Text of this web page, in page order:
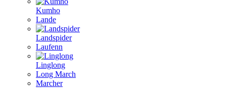
Kumho
Lande
Landspider
Laufenn
Linglong
Long March
Marcher